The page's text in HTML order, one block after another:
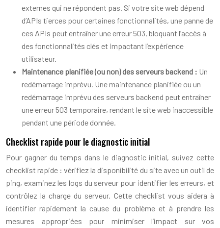
externes qui ne répondent pas. Si votre site web dépend
d’APIs tierces pour certaines fonctionnalités, une panne de
ces APIs peut entraîner une erreur 503, bloquant l’accès à
des fonctionnalités clés et impactant l’expérience
utilisateur.
Maintenance planifiée (ou non) des serveurs backend : Un
redémarrage imprévu. Une maintenance planifiée ou un
redémarrage imprévu des serveurs backend peut entraîner
une erreur 503 temporaire, rendant le site web inaccessible
pendant une période donnée.
Checklist rapide pour le diagnostic initial
Pour gagner du temps dans le diagnostic initial, suivez cette
checklist rapide : vérifiez la disponibilité du site avec un outil de
ping, examinez les logs du serveur pour identifier les erreurs, et
contrôlez la charge du serveur. Cette checklist vous aidera à
identifier rapidement la cause du problème et à prendre les
mesures appropriées pour minimiser l’impact sur vos